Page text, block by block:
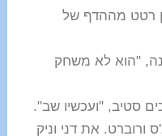
רטט מההדף של
"הוא לא משחק
סטיב, "ועכשיו שב".
ורוברט. את דני וניק